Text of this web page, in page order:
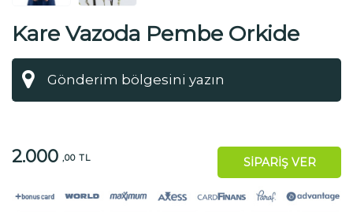
Kare Vazoda Pembe Orkide
2.000 ,00 TL SİPARİŞ VER